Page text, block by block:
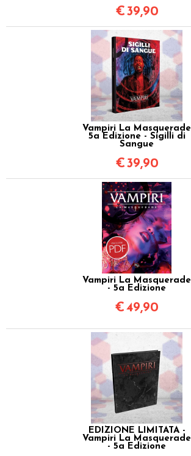
€39,90
Vampiri La Masquerade
5a Edizione - Sigilli di
Sangue
€39,90
Vampiri La Masquerade
- 5a Edizione
€49,90
EDIZIONE LIMITATA -
Vampiri La Masquerade
- 5a Edizione